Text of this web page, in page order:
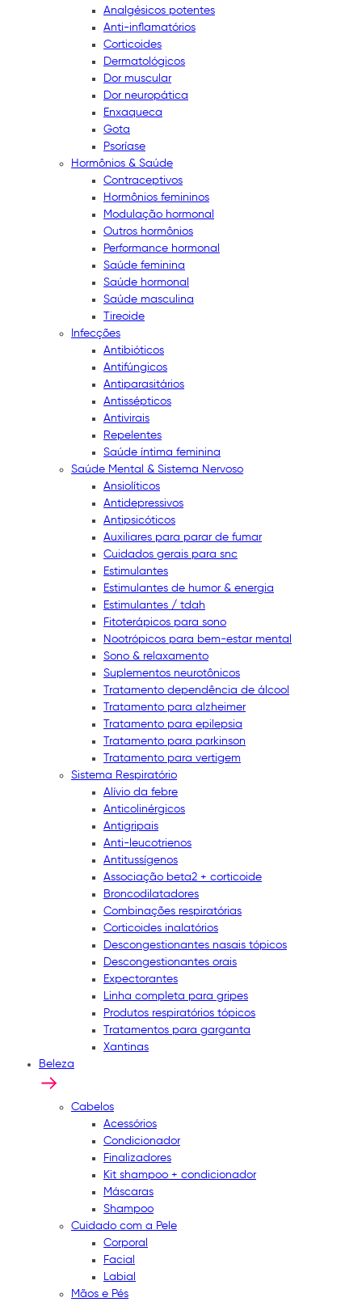
Analgésicos potentes
Anti-inflamatórios
Corticoides
Dermatológicos
Dor muscular
Dor neuropática
Enxaqueca
Gota
Psoríase
Hormônios & Saúde
Contraceptivos
Hormônios femininos
Modulação hormonal
Outros hormônios
Performance hormonal
Saúde feminina
Saúde hormonal
Saúde masculina
Tireoide
Infecções
Antibióticos
Antifúngicos
Antiparasitários
Antissépticos
Antivirais
Repelentes
Saúde íntima feminina
Saúde Mental & Sistema Nervoso
Ansiolíticos
Antidepressivos
Antipsicóticos
Auxiliares para parar de fumar
Cuidados gerais para snc
Estimulantes
Estimulantes de humor & energia
Estimulantes / tdah
Fitoterápicos para sono
Nootrópicos para bem-estar mental
Sono & relaxamento
Suplementos neurotônicos
Tratamento dependência de álcool
Tratamento para alzheimer
Tratamento para epilepsia
Tratamento para parkinson
Tratamento para vertigem
Sistema Respiratório
Alívio da febre
Anticolinérgicos
Antigripais
Anti-leucotrienos
Antitussígenos
Associação beta2 + corticoide
Broncodilatadores
Combinações respiratórias
Corticoides inalatórios
Descongestionantes nasais tópicos
Descongestionantes orais
Expectorantes
Linha completa para gripes
Produtos respiratórios tópicos
Tratamentos para garganta
Xantinas
Beleza
Cabelos
Acessórios
Condicionador
Finalizadores
Kit shampoo + condicionador
Máscaras
Shampoo
Cuidado com a Pele
Corporal
Facial
Labial
Mãos e Pés